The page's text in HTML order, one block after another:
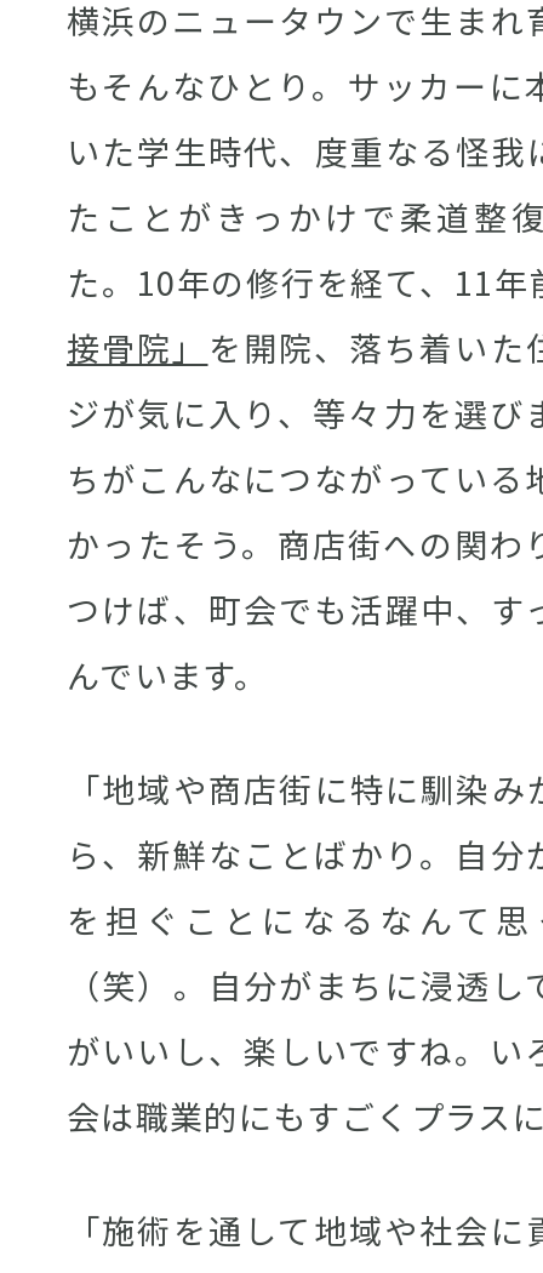
横浜のニュータウンで生まれ
もそんなひとり。サッカーに
いた学生時代、度重なる怪我
たことがきっかけで柔道整
た。10年の修行を経て、11年
接骨院」 を開院、落ち着い
ジが気に入り、等々力を選び
ちがこんなにつながっている
かったそう。商店街への関わ
つけば、町会でも活躍中、す
んでいます。
「地域や商店街に特に馴染
ら、新鮮なことばかり。自
を担ぐことになるなんて
（笑）。自分がまちに浸透
がいいし、楽しいですね。い
会は職業的にもすごくプラス
「施術を通して地域や社会